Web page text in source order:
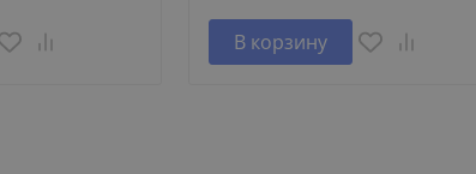
В корзину